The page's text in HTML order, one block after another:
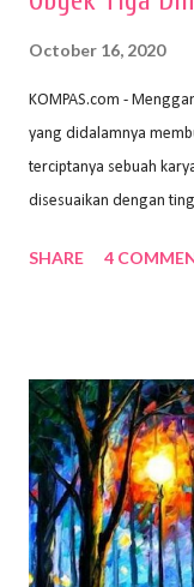
October 16, 2020
KOMPAS.com -
yang didalamnya
terciptanya sebuah
disesuaikan dengan
sehingga hasilnya bisa
memiliki spesifikasi
menggambar bentuk:
membutuhkan kertas
nyaman dan maksimal.
adalah tidak mudah
proses menggores dan
SHARE 4